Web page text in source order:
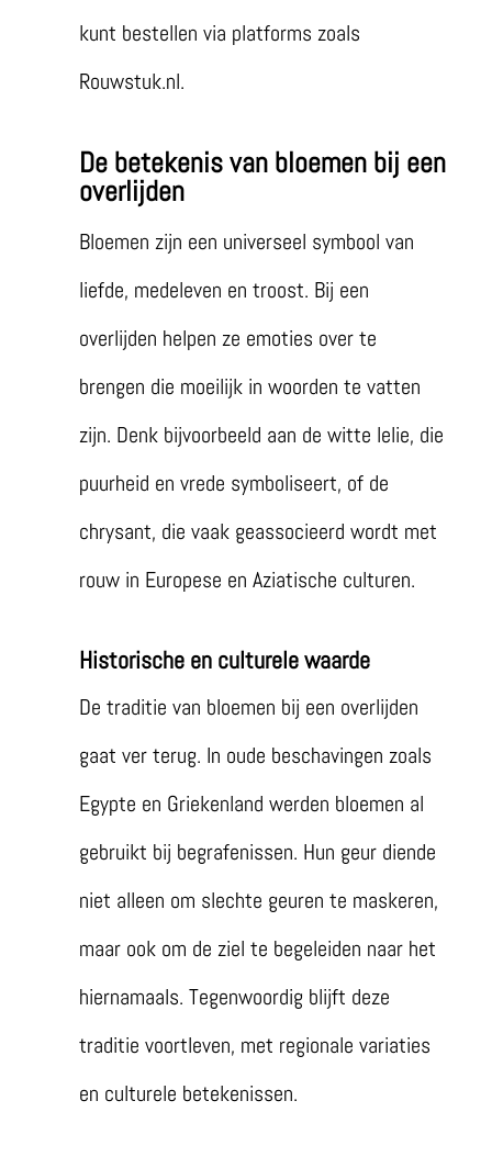
kunt bestellen via platforms zoals
Rouwstuk.nl.
De betekenis van bloemen bij een
overlijden
Bloemen zijn een universeel symbool van
liefde, medeleven en troost. Bij een
overlijden helpen ze emoties over te
brengen die moeilijk in woorden te vatten
zijn. Denk bijvoorbeeld aan de witte lelie, die
puurheid en vrede symboliseert, of de
chrysant, die vaak geassocieerd wordt met
rouw in Europese en Aziatische culturen.
Historische en culturele waarde
De traditie van bloemen bij een overlijden
gaat ver terug. In oude beschavingen zoals
Egypte en Griekenland werden bloemen al
gebruikt bij begrafenissen. Hun geur diende
niet alleen om slechte geuren te maskeren,
maar ook om de ziel te begeleiden naar het
hiernamaals. Tegenwoordig blijft deze
traditie voortleven, met regionale variaties
en culturele betekenissen.